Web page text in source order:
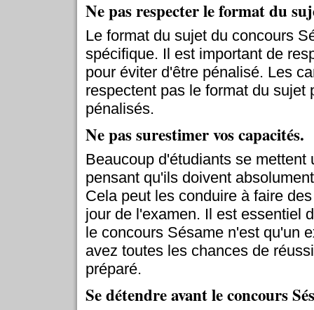
Ne pas respecter le format du
Le format du sujet du concours
spécifique. Il est important de
pour éviter d'être pénalisé. Les
respectent pas le format du sujet
pénalisés.
Ne pas surestimer vos capacités.
Beaucoup d'étudiants se mettent
pensant qu'ils doivent
Cela peut les conduire à faire
jour de l'examen. Il est essentiel
le concours Sésame n'est qu'un
avez toutes les chances de
préparé.
Se détendre avant le concours